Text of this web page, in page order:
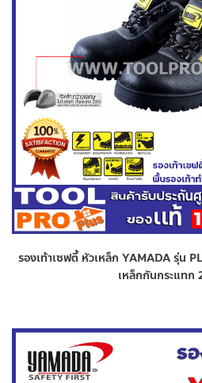
รองเท้าเซฟตี้ หัวเหล็ก YAMADA รุ่น
เหล็กกันกระแทก